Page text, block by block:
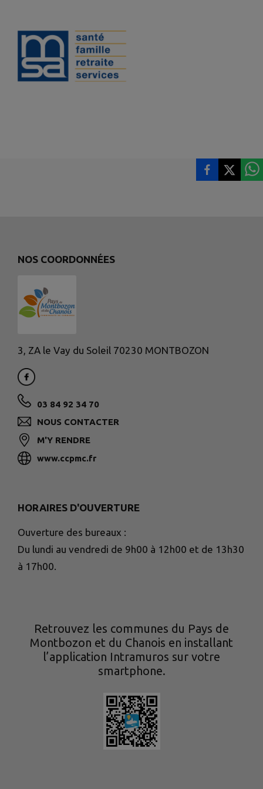
NOS COORDONNÉES
3, ZA le Vay du Soleil 70230 MONTBOZON
03 84 92 34 70
NOUS CONTACTER
M'Y RENDRE
www.ccpmc.fr
HORAIRES D'OUVERTURE
Ouverture des bureaux :
Du lundi au vendredi de 9h00 à 12h00 et de 13h30
à 17h00.
Retrouvez les communes du Pays de
Montbozon et du Chanois en installant
l’application Intramuros sur votre
smartphone.